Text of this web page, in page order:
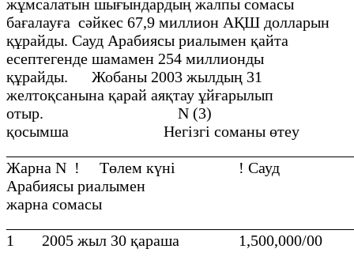
жұмсалатын шығындардың жалпы сомасы
бағалауға сәйкес 67,9 миллион АҚШ долларын
құрайды. Сауд Арабиясы риалымен қайта
есептегенде шамамен 254 миллионды
құрайды. Жобаны 2003 жылдың 31
желтоқсанына қарай аяқтау ұйғарылып
отыр. N (3)
қосымша Негізгі соманы өтеу
Жарна N ! Төлем күні ! Сауд
Арабиясы риалымен
жарна сомасы
1 2005 жыл 30 қараша 1,500,000/00